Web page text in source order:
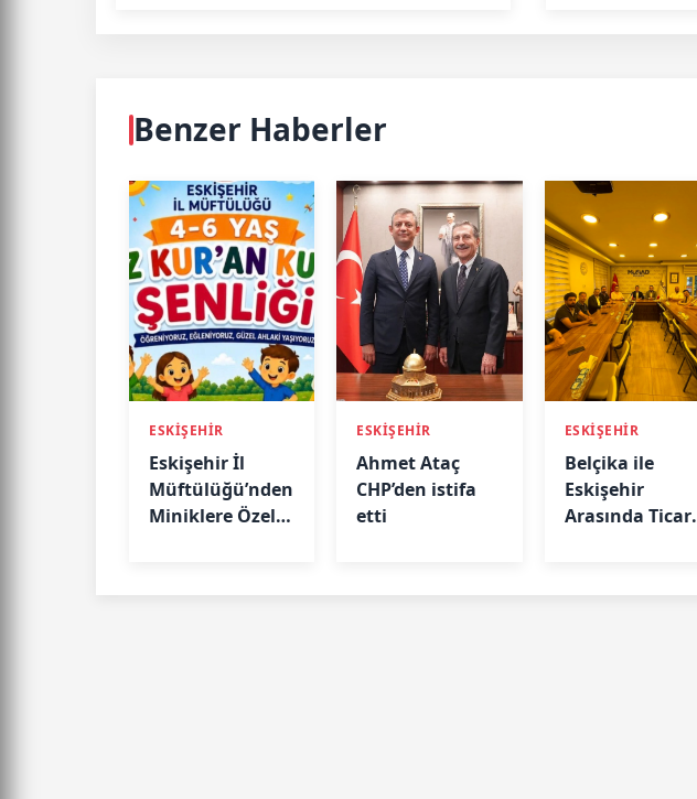
Benzer Haberler
ESKİŞEHİR
Eskişehir İl
Müftülüğü’nden
Miniklere Özel
ESKİŞEHİR
Ahmet Ataç
CHP’den istifa
etti
ESKİŞEHİR
Belçika ile
Eskişehir
Arasında Ticari